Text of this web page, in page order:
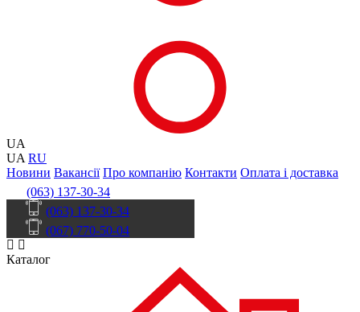
UA
UA RU
Новини Вакансії Про компанію Контакти Оплата і доставка
(063) 137-30-34
(063) 137-30-34
(067) 770-50-04
Каталог